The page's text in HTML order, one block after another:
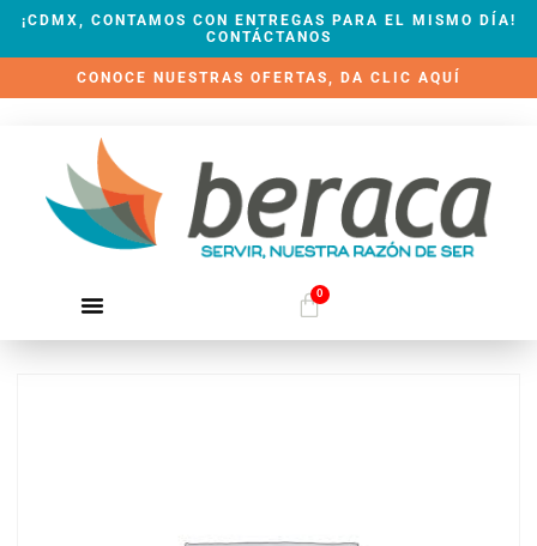
¡CDMX, CONTAMOS CON ENTREGAS PARA EL MISMO DÍA!
CONTÁCTANOS
CONOCE NUESTRAS OFERTAS, DA CLIC AQUÍ
0